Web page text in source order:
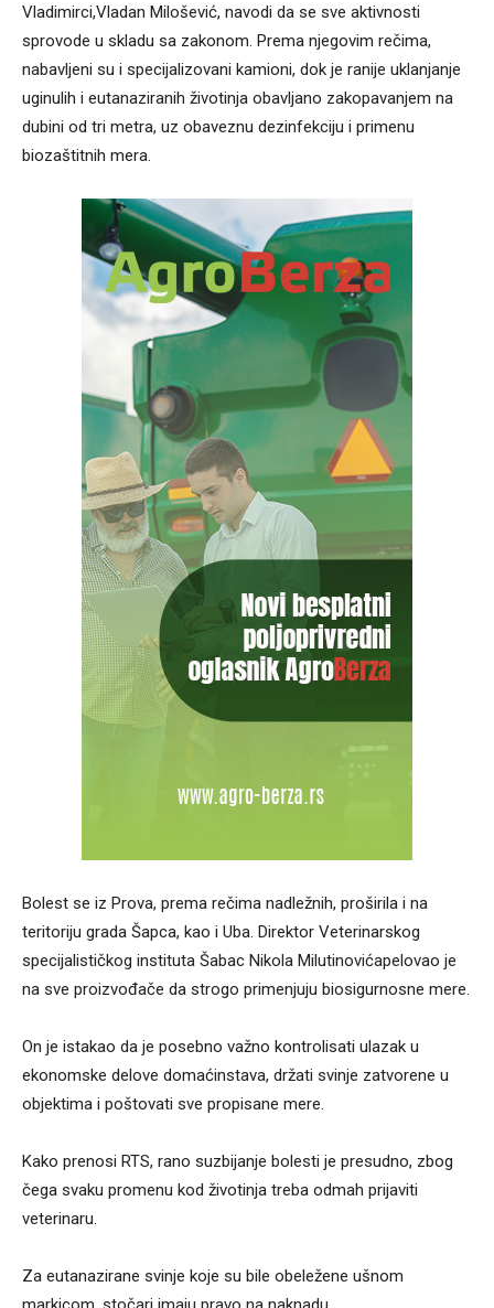
Vladimirci,Vladan Milošević, navodi da se sve aktivnosti
sprovode u skladu sa zakonom. Prema njegovim rečima,
nabavljeni su i specijalizovani kamioni, dok je ranije uklanjanje
uginulih i eutanaziranih životinja obavljano zakopavanjem na
dubini od tri metra, uz obaveznu dezinfekciju i primenu
biozaštitnih mera.
Bolest se iz Prova, prema rečima nadležnih, proširila i na
teritoriju grada Šapca, kao i Uba. Direktor Veterinarskog
specijalističkog instituta Šabac Nikola Milutinovićapelovao je
na sve proizvođače da strogo primenjuju biosigurnosne mere.
On je istakao da je posebno važno kontrolisati ulazak u
ekonomske delove domaćinstava, držati svinje zatvorene u
objektima i poštovati sve propisane mere.
Kako prenosi RTS, rano suzbijanje bolesti je presudno, zbog
čega svaku promenu kod životinja treba odmah prijaviti
veterinaru.
Za eutanazirane svinje koje su bile obeležene ušnom